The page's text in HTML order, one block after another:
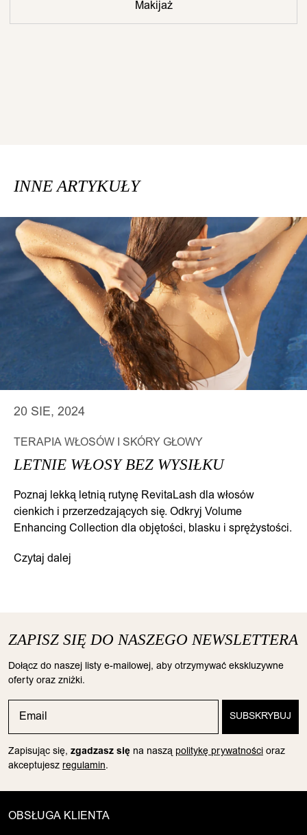
Makijaż
INNE ARTYKUŁY
20 SIE, 2024
TERAPIA WŁOSÓW I SKÓRY GŁOWY
LETNIE WŁOSY BEZ WYSIŁKU
Poznaj lekką letnią rutynę RevitaLash dla włosów
cienkich i przerzedzających się. Odkryj Volume
Enhancing Collection dla objętości, blasku i sprężystości.
Letnie włosy bez wysiłku
Czytaj dalej
ZAPISZ SIĘ DO NASZEGO NEWSLETTERA
Dołącz do naszej listy e-mailowej, aby otrzymywać ekskluzywne
oferty oraz zniżki.
Zapisując się, zgadzasz się na naszą politykę prywatności oraz
akceptujesz regulamin.
OBSŁUGA KLIENTA